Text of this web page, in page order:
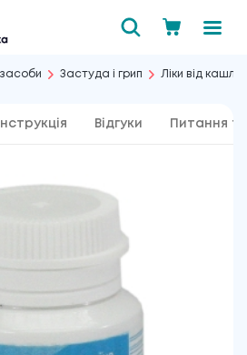
засоби Застуда і грип Ліки від кашлю
Інструкція Відгуки Питання та